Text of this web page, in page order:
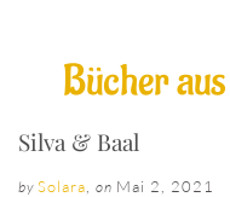
Bücher
Silva & Baal
by Solara on Mai 2, 2021